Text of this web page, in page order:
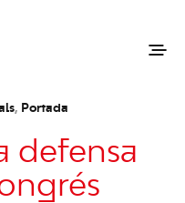
, Portada
defensa